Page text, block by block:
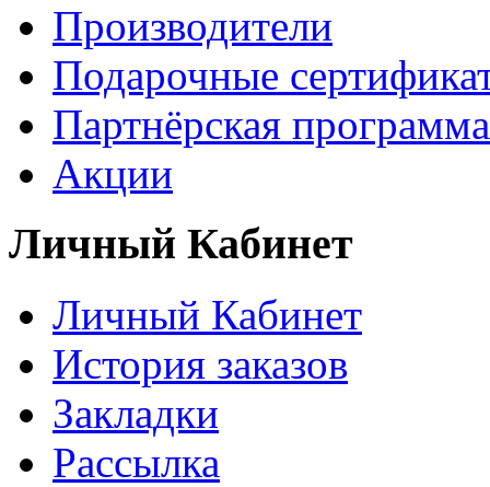
Производители
Подарочные
Партнёрская программа
Акции
Личный Кабинет
Личный Кабинет
История заказов
Закладки
Рассылка